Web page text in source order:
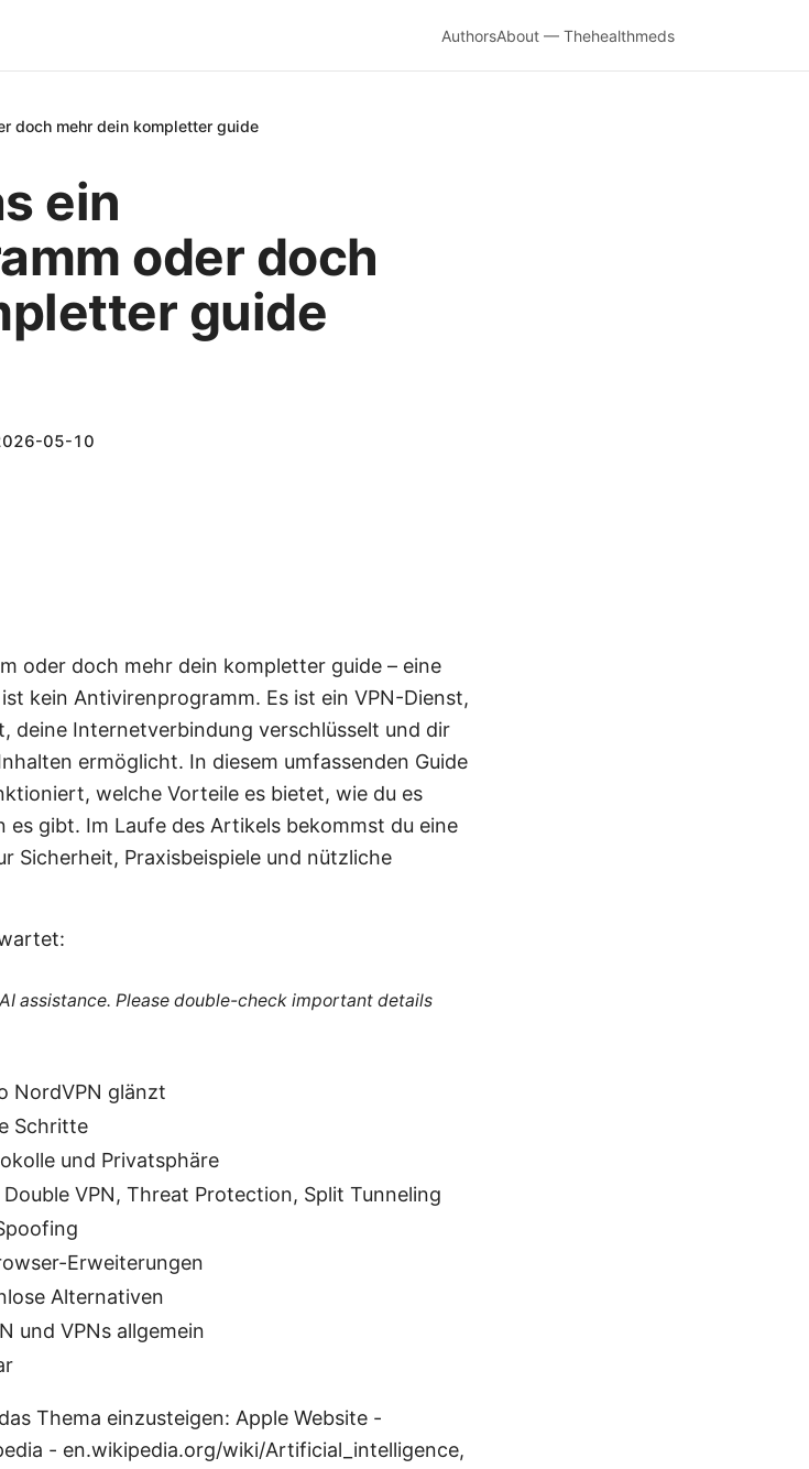
AuthorsAbout — Thehealthmeds
doch mehr dein kompletter guide
ein
oder doch
guide
05-10
oder doch mehr dein kompletter guide – eine
kein Antivirenprogramm. Es ist ein VPN-Dienst,
deine Internetverbindung verschlüsselt und dir
ermöglicht. In diesem umfassenden Guide
welche Vorteile es bietet, wie du es
gibt. Im Laufe des Artikels bekommst du eine
Praxisbeispiele und nützliche
assistance. Please double-check important details
NordVPN glänzt
Schritte
und Privatsphäre
VPN, Threat Protection, Split Tunneling
Erweiterungen
Alternativen
und VPNs allgemein
Thema einzusteigen: Apple Website -
- en.wikipedia.org/wiki/Artificial_intelligence,